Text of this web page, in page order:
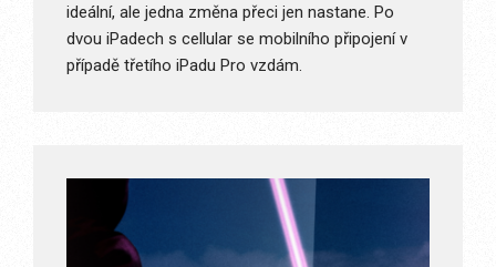
ideální, ale jedna změna přeci jen nastane. Po
dvou iPadech s cellular se mobilního připojení v
případě třetího iPadu Pro vzdám.